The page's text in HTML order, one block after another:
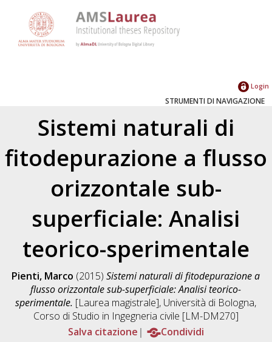
Login
STRUMENTI DI NAVIGAZIONE
Sistemi naturali di
fitodepurazione a flusso
orizzontale sub-
superficiale: Analisi
teorico-sperimentale
Pienti, Marco (2015)Sistemi naturali di fitodepurazione a
flusso orizzontale sub-superficiale: Analisi teorico-
sperimentale. [Laurea magistrale], Università di Bologna,
Corso di Studio in Ingegneria civile [LM-DM270]
Salva citazione
Condividi